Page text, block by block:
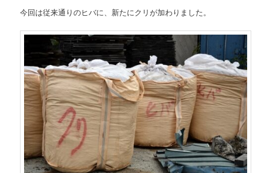
今回は従来通りのヒバに、新たにクリが加わりました。